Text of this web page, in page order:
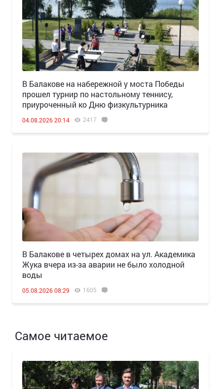
В Балакове на набережной у моста Победы
прошел турнир по настольному теннису,
приуроченный ко Дню физкультурника
04.08.2026 20:14 2417
В Балакове в четырех домах на ул. Академика
Жука вчера из-за аварии не было холодной
воды
05.08.2026 08:29 1605
Самое читаемое